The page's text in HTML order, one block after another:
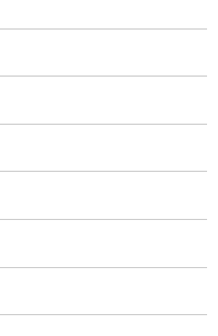
、再度LINE又はお電話を